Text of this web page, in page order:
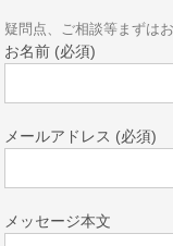
疑問点、ご相談等まずは
お名前 (必須)
メールアドレス (必須)
メッセージ本文